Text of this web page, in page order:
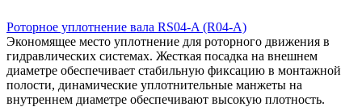
Роторное уплотнение вала RS04-A (R04-A)
Экономящее место уплотнение для роторного движения в
гидравлических системах. Жесткая посадка на внешнем
диаметре обеспечивает стабильную фиксацию в монтажной
полости, динамические уплотнительные манжеты на
внутреннем диаметре обеспечивают высокую плотность.